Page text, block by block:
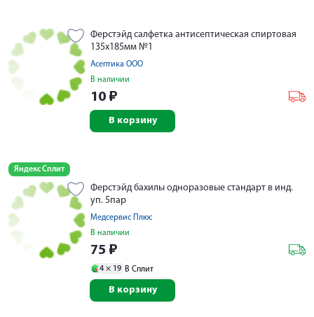
Ферстэйд салфетка антисептическая спиртовая
135х185мм №1
Асептика ООО
В наличии
10 ₽
В корзину
Яндекс Сплит
Ферстэйд бахилы одноразовые стандарт в инд.
уп. 5пар
Медсервис Плюс
В наличии
75 ₽
4 × 19 В Сплит
В корзину